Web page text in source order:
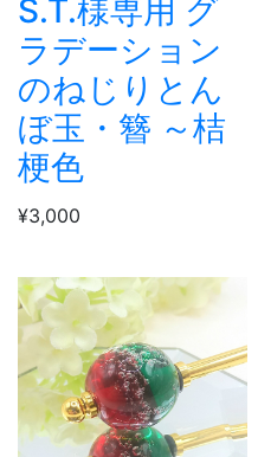
S.T.様専用 グ
ラデーション
のねじりとん
ぼ玉・簪 ～桔
梗色
¥3,000